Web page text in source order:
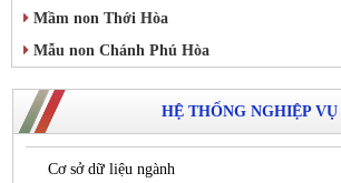
Mầm non Thới Hòa
Mẫu non Chánh Phú Hòa
HỆ THỐNG NGHIỆP VỤ
Cơ sở dữ liệu ngành